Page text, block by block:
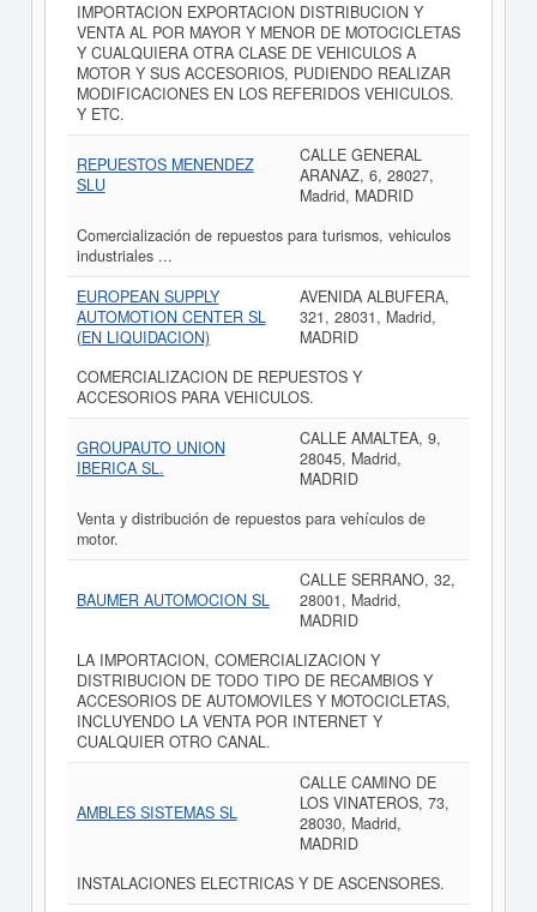
IMPORTACION EXPORTACION DISTRIBUCION Y
VENTA AL POR MAYOR Y MENOR DE MOTOCICLETAS
Y CUALQUIERA OTRA CLASE DE VEHICULOS A
MOTOR Y SUS ACCESORIOS, PUDIENDO REALIZAR
MODIFICACIONES EN LOS REFERIDOS VEHICULOS.
Y ETC.
REPUESTOS MENENDEZ
SLU
CALLE GENERAL
ARANAZ, 6, 28027,
Madrid, MADRID
Comercialización de repuestos para turismos, vehiculos
industriales ...
EUROPEAN SUPPLY
AUTOMOTION CENTER SL
(EN LIQUIDACION)
AVENIDA ALBUFERA,
321, 28031, Madrid,
MADRID
COMERCIALIZACION DE REPUESTOS Y
ACCESORIOS PARA VEHICULOS.
GROUPAUTO UNION
IBERICA SL.
CALLE AMALTEA, 9,
28045, Madrid,
MADRID
Venta y distribución de repuestos para vehículos de
motor.
BAUMER AUTOMOCION SL
CALLE SERRANO, 32,
28001, Madrid,
MADRID
LA IMPORTACION, COMERCIALIZACION Y
DISTRIBUCION DE TODO TIPO DE RECAMBIOS Y
ACCESORIOS DE AUTOMOVILES Y MOTOCICLETAS,
INCLUYENDO LA VENTA POR INTERNET Y
CUALQUIER OTRO CANAL.
AMBLES SISTEMAS SL
CALLE CAMINO DE
LOS VINATEROS, 73,
28030, Madrid,
MADRID
INSTALACIONES ELECTRICAS Y DE ASCENSORES.